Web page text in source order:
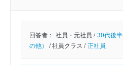
回答者： 社員・元社員 / 30代後半
の他） /社員クラス / 正社員